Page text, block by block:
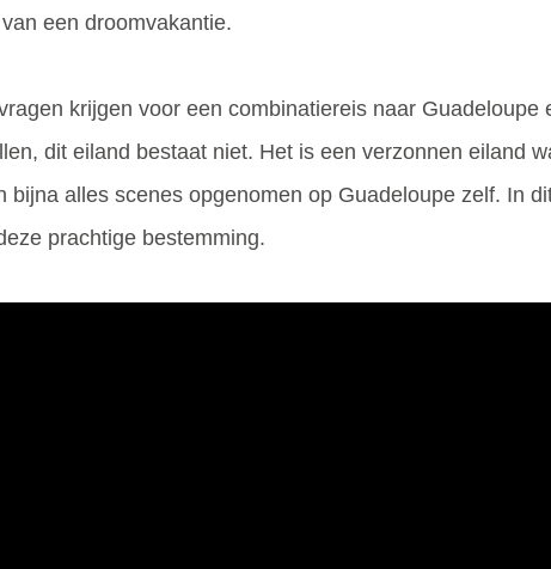
een droomvakantie.
krijgen voor een combinatiereis naar Guadeloupe
dit eiland bestaat niet. Het is een verzonnen eiland
bijna alles scenes opgenomen op Guadeloupe zelf. In
prachtige bestemming.